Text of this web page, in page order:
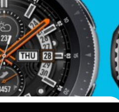
ตัวต่อยอด "Samsung
ะเปิดตัวพร้อมกับ Samsung
Fold 2 ในงาน Samsung
ลที่หลุดมาก็ไม่ได้ใกล้ได้ไกล
รวจสอบและรับรองมาตรฐาน
กสทช. โดยน่าจะเป็นที่คอนเฟิร์ม
3 จะมาพร้อมกัน 2 ขนาด
และ 45มม. (SM-R855)
ดิม รองรับการวัดอัตราการเต้น
ago